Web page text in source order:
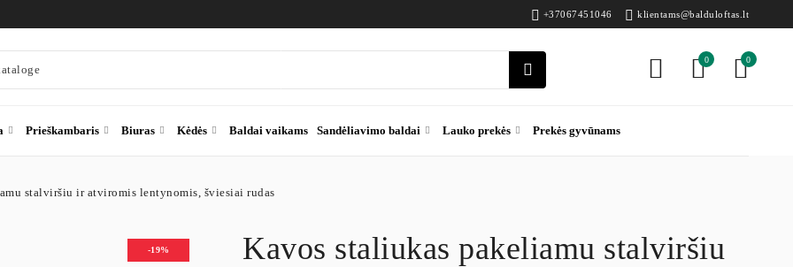
+37067451046 klientams@balduloftas.lt
0
0
Prieškambaris Biuras Kėdės Baldai vaikams Sandėliavimo baldai Lauko prekės Prekės gyvūnams
stalviršiu ir atviromis lentynomis, šviesiai rudas
-19%
Kavos staliukas pakeliamu stalviršiu